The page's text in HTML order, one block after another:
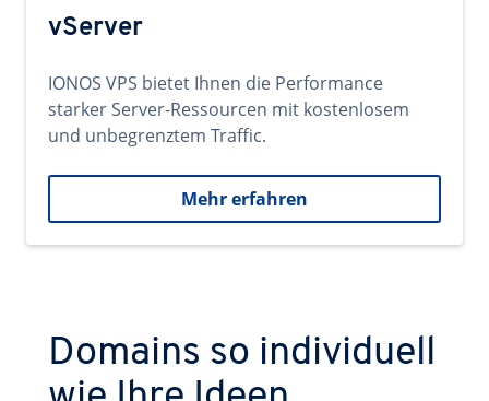
vServer
IONOS VPS bietet Ihnen die Performance
starker Server-Ressourcen mit kostenlosem
und unbegrenztem Traffic.
Mehr erfahren
Domains so individuell